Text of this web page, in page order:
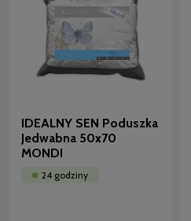
IDEALNY SEN Poduszka
Jedwabna 50x70
MONDI
24 godziny